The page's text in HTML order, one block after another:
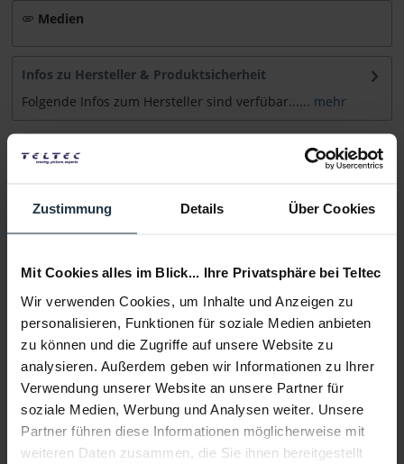
Zustimmung Details Über Cookies
Mit Cookies alles im Blick... Ihre Privatsphäre bei Teltec
Wir verwenden Cookies, um Inhalte und Anzeigen zu
personalisieren, Funktionen für soziale Medien anbieten
zu können und die Zugriffe auf unsere Website zu
analysieren. Außerdem geben wir Informationen zu Ihrer
Verwendung unserer Website an unsere Partner für
soziale Medien, Werbung und Analysen weiter. Unsere
Partner führen diese Informationen möglicherweise mit
weiteren Daten zusammen, die Sie ihnen bereitgestellt
Medien
Infos zu Hersteller & Produktsicherheit
Folgende Infos zum Hersteller sind verfübar...... mehr
Weitere Artikel von SanDisk ansehen
SanDisk SDXC Extreme PRO 128 GB 200 MB/s
SDXC 128 GB UHS-I Speicherkarte, V30
Artikelnummer: 12305558
€ 46,23
Brutto: € 55,01